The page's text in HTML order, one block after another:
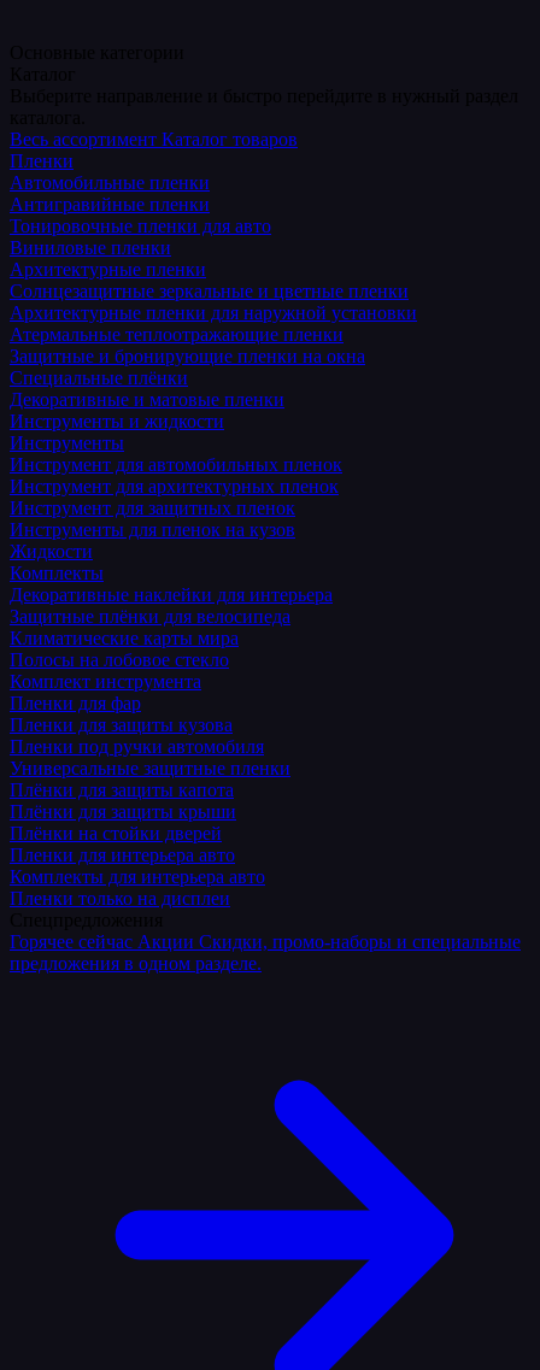
Весь ассортимент Каталог товаров
Пленки
Автомобильные пленки
Антигравийные пленки
Тонировочные пленки для авто
Виниловые пленки
Архитектурные пленки
Солнцезащитные зеркальные и цветные пленки
Архитектурные пленки для наружной установки
Атермальные теплоотражающие пленки
Защитные и бронирующие пленки на окна
Специальные плёнки
Декоративные и матовые пленки
Инструменты и жидкости
Инструменты
Инструмент для автомобильных пленок
Инструмент для архитектурных пленок
Инструмент для защитных пленок
Инструменты для пленок на кузов
Жидкости
Комплекты
Декоративные наклейки для интерьера
Защитные плёнки для велосипеда
Климатические карты мира
Полосы на лобовое стекло
Комплект инструмента
Пленки для фар
Пленки для защиты кузова
Пленки под ручки автомобиля
Универсальные защитные пленки
Плёнки для защиты капота
Плёнки для защиты крыши
Плёнки на стойки дверей
Пленки для интерьера авто
Комплекты для интерьера авто
Пленки только на дисплеи
Горячее сейчас Акции Скидки, промо-наборы и специальные
предложения в одном разделе.